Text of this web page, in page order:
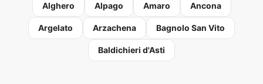
Alghero Alpago Amaro Ancona
Argelato Arzachena Bagnolo San Vito
Baldichieri d'Asti